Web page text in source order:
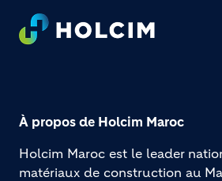
Footer
À propos de Holcim Maroc
Holcim Maroc est le leader
matériaux de construction au